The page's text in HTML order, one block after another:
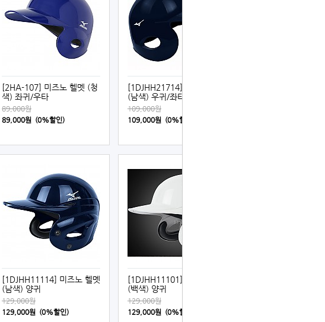
[2HA-107] 미즈노 헬멧 (청
색) 좌귀/우타
89,000원
89,000원 (0%할인)
[1DJHH21714] 미즈노 헬멧
(남색) 우귀/좌타
109,000원
109,000원 (0%할인)
[1DJHH11114] 미즈노 헬멧
(남색) 양귀
129,000원
129,000원 (0%할인)
[1DJHH11101] 미즈노 헬멧
(백색) 양귀
129,000원
129,000원 (0%할인)